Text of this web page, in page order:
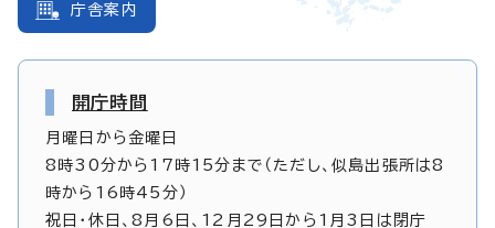
庁舎案内
開庁時間
月曜日から金曜日
8時30分から17時15分まで（ただし、似島出張所は8
時から16時45分）
祝日・休日、8月6日、12月29日から1月3日は閉庁